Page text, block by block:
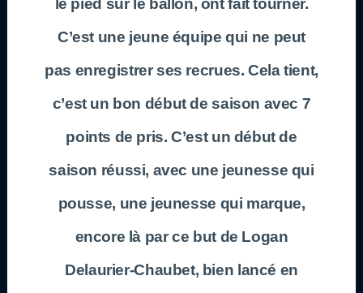
le pied sur le ballon, ont fait tourner.
C’est une jeune équipe qui ne peut
pas enregistrer ses recrues. Cela tient,
c’est un bon début de saison avec 7
points de pris. C’est un début de
saison réussi, avec une jeunesse qui
pousse, une jeunesse qui marque,
encore là par ce but de Logan
Delaurier-Chaubet, bien lancé en